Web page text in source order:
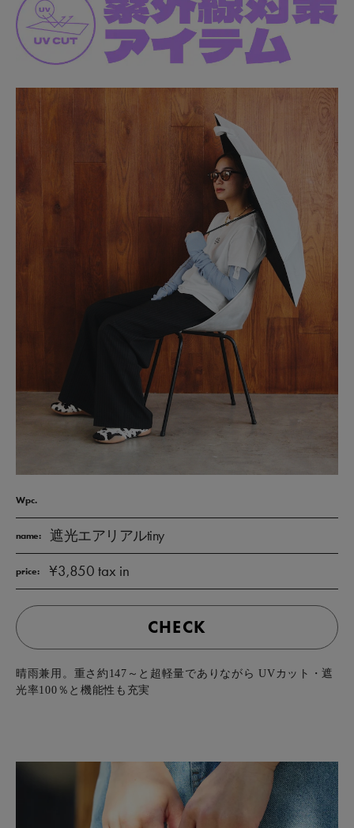
Wpc.
name: 遮光エアリアルtiny
price: ¥3,850 tax in
CHECK
晴雨兼用。重さ約147～と超軽量でありながら UVカット・遮
光率100％と機能性も充実